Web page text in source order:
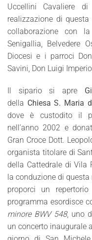
Uccellini Cavaliere
realizzazione di
collaborazione con
Senigallia, Belvedere
Diocesi e i parroci
Savini, Don Luigi
Il sipario si apre
della Chiesa S. Maria
dove è custodito il
nell’anno 2002 e
Gran Croce Dott.
organista titolare di
della Cattedrale di Vila
la conduzione di
proporci un
programma esordisce
minore BWV 548, uno
un concerto inaugurale